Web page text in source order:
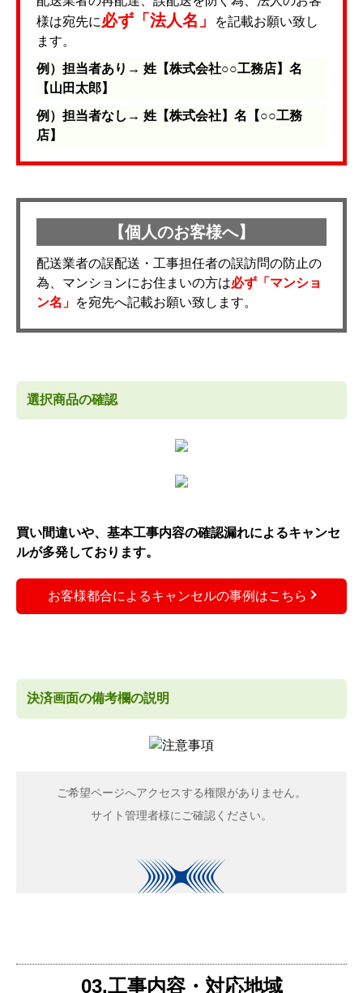
様は宛先に必ず「法人名」
を記載お願い致し
ます。
例）担当者あり→ 姓【株式会社○○工務店】名
【山田太郎】
例）担当者なし→ 姓【株式会社】名【○○工務
店】
【個人のお客様へ】
配送業者の誤配送・工事担任者の誤訪問の防止の
為、マンションにお住まいの方は必ず「マンショ
ン名」 を宛先へ記載お願い致します。
選択商品の確認
買い間違いや、基本工事内容の確認漏れによるキャンセ
ルが多発しております。
お客様都合によるキャンセルの事例はこちら
決済画面の備考欄の説明
03.工事内容・対応地域